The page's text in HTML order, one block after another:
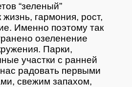
“зеленый”
жизнь, гармония, рост,
Именно поэтому так
озеленение
Парки,
участки с ранней
радовать первыми
свежим запахом,